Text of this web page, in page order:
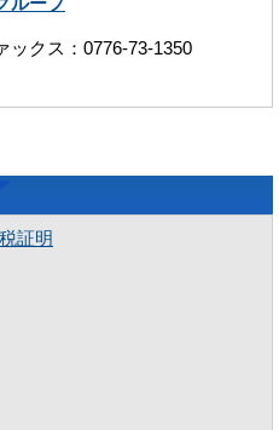
ループ
クス：0776-73-1350
証明